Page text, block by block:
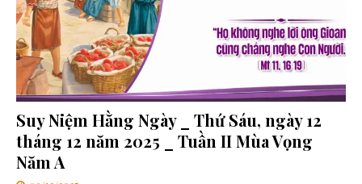
Suy Niệm Hằng Ngày _ Thứ Sáu, ngày 12
tháng 12 năm 2025 _ Tuần II Mùa Vọng
Năm A